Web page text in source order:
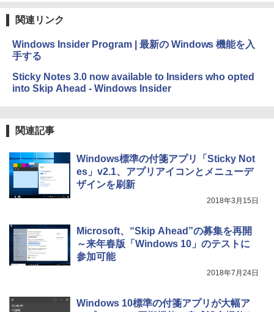
イ、色調調節ライト、最大8週間持続バッ
テリー、広告無し、ブラック (2025年発
New Amazon Kindle Scribe Colorsoft |
11インチカラーディスプレイ、64GBスト
レージ、ノート機能搭載、明るさ自動調
整、色調調節ライト、プレミアムペン付
関連リンク
Windows Insider Program | 最新の Windows 機能を入
手する
Sticky Notes 3.0 now available to Insiders who opted
into Skip Ahead - Windows Insider
関連記事
Windows標準の付箋アプリ「Sticky Not
es」v2.1、アプリアイコンとメニューデ
ザインを刷新
2018年3月15日
Microsoft、“Skip Ahead”の募集を再開
～来年春版「Windows 10」のテストに
参加可能
2018年7月24日
Windows 10標準の付箋アプリが大幅ア